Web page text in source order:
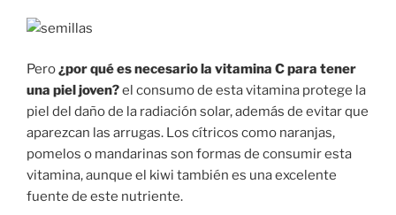
Pero¿por qué es necesario la vitamina C para tener
una piel joven?el consumo de esta vitamina protege la
piel del daño de la radiación solar, además de evitar que
aparezcan las arrugas. Los cítricos como naranjas,
pomelos o mandarinas son formas de consumir esta
vitamina, aunque el kiwi también es una excelente
fuente de este nutriente.